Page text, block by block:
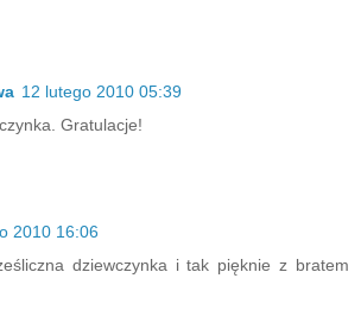
12 lutego 2010 05:39
Gratulacje!
2010 16:06
dziewczynka i tak pięknie z bratem